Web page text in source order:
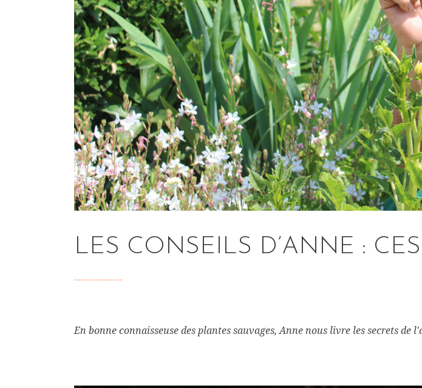
LES CONSEILS D’ANNE :
En bonne connaisseuse des plantes sauvages, Anne nous livre les secrets de